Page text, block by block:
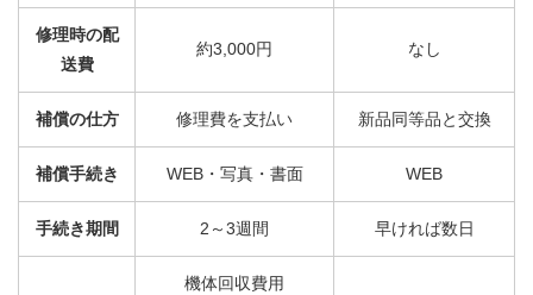
修理時の配
送費
約3,000円 なし
補償の仕方 修理費を支払い 新品同等品と交換
補償手続き WEB・写真・書面 WEB
手続き期間 2～3週間 早ければ数日
機体回収費用